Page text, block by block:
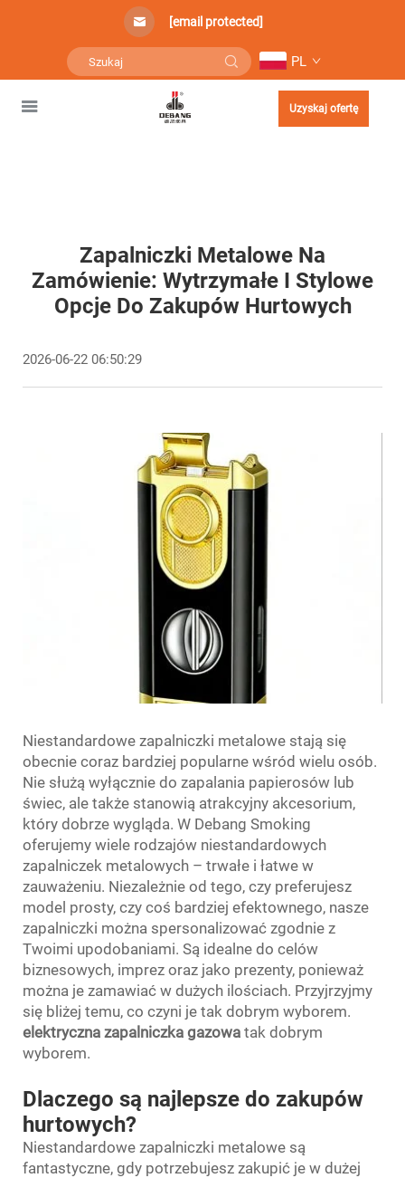
[email protected]
PL
Uzyskaj ofertę
Zapalniczki Metalowe Na
Zamówienie: Wytrzymałe I Stylowe
Opcje Do Zakupów Hurtowych
2026-06-22 06:50:29
Niestandardowe zapalniczki metalowe stają się
obecnie coraz bardziej popularne wśród wielu osób.
Nie służą wyłącznie do zapalania papierosów lub
świec, ale także stanowią atrakcyjny akcesorium,
który dobrze wygląda. W Debang Smoking
oferujemy wiele rodzajów niestandardowych
zapalniczek metalowych – trwałe i łatwe w
zauważeniu. Niezależnie od tego, czy preferujesz
model prosty, czy coś bardziej efektownego, nasze
zapalniczki można spersonalizować zgodnie z
Twoimi upodobaniami. Są idealne do celów
biznesowych, imprez oraz jako prezenty, ponieważ
można je zamawiać w dużych ilościach. Przyjrzyjmy
się bliżej temu, co czyni je tak dobrym wyborem.
elektryczna zapalniczka gazowa tak dobrym
wyborem.
Dlaczego są najlepsze do zakupów
hurtowych?
Niestandardowe zapalniczki metalowe są
fantastyczne, gdy potrzebujesz zakupić je w dużej